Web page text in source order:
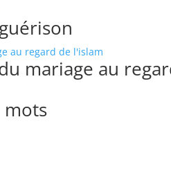
mariage au
mots